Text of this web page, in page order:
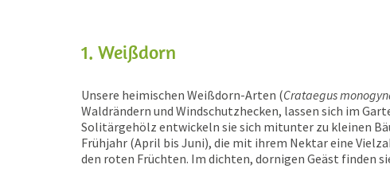
1. Weißdorn
Unsere heimischen Weißdorn-Arten (Crataegus
Waldrändern und Windschutzhecken, lassen sich im
Solitärgehölz entwickeln sie sich mitunter zu kleinen
Frühjahr (April bis Juni), die mit ihrem Nektar eine
den roten Früchten. Im dichten, dornigen Geäst finden